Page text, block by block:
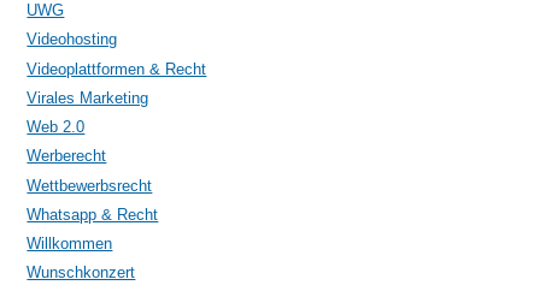
UWG
Videohosting
Videoplattformen & Recht
Virales Marketing
Web 2.0
Werberecht
Wettbewerbsrecht
Whatsapp & Recht
Willkommen
Wunschkonzert